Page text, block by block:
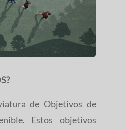
de Objetivos de
Estos objetivos